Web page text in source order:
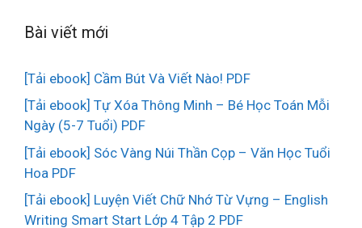
Bài viết mới
[Tải ebook] Cầm Bút Và Viết Nào! PDF
[Tải ebook] Tự Xóa Thông Minh – Bé Học Toán Mỗi
Ngày (5-7 Tuổi) PDF
[Tải ebook] Sóc Vàng Núi Thần Cọp – Văn Học Tuổi
Hoa PDF
[Tải ebook] Luyện Viết Chữ Nhớ Từ Vựng – English
Writing Smart Start Lớp 4 Tập 2 PDF